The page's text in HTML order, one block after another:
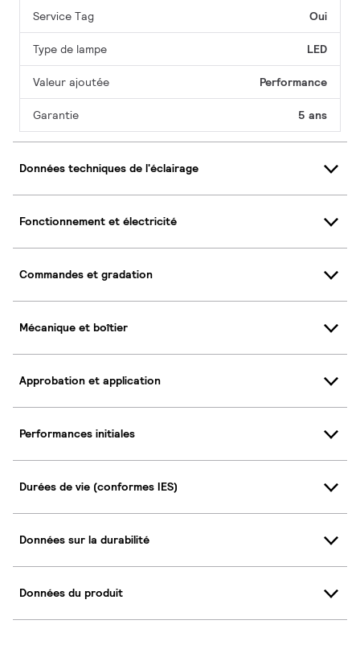
Service Tag Oui
Type de lampe LED
Valeur ajoutée Performance
Garantie 5 ans
Données techniques de l'éclairage
Fonctionnement et électricité
Commandes et gradation
Mécanique et boîtier
Approbation et application
Performances initiales
Durées de vie (conformes IES)
Données sur la durabilité
Données du produit